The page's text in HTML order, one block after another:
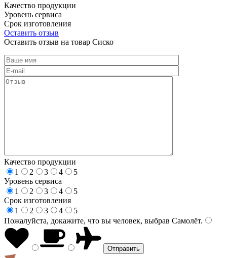
Качество продукции
Уровень сервиса
Срок изготовления
Оставить отзыв
Оставить отзыв на товар Сиско
Качество продукции
1
2 3 4
5
Уровень сервиса
1
2 3 4
5
Срок изготовления
1
2 3 4
5
Пожалуйста, докажите, что вы человек, выбрав Самолёт.